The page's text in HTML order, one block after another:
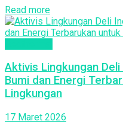
Read more
Aktivis Lingkungan
Bumi dan Energi
Lingkungan
17 Maret 2026